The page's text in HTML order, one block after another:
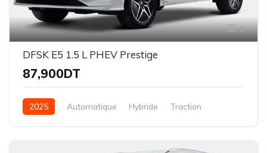
1
DFSK E5 1.5 L PHEV Prestige
87,900DT
2025 Automatique Hybride Traction